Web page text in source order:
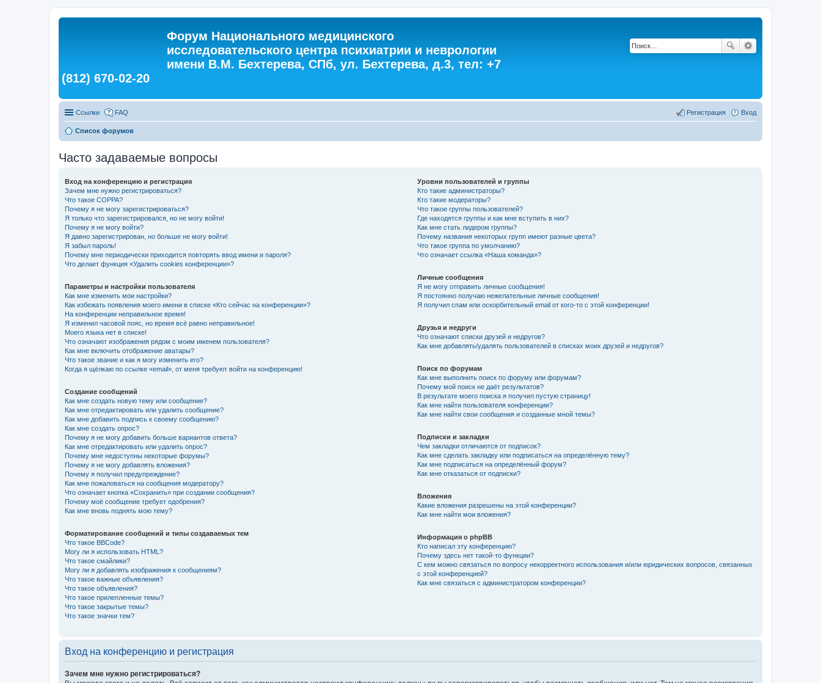
Форум Национального медицинского
исследовательского центра психиатрии и неврологии
имени В.М. Бехтерева, СПб, ул. Бехтерева, д.3, тел: +7
(812) 670-02-20
Ссылки FAQ Вход
Регистрация
Список форумов
Часто задаваемые вопросы
Вход на конференцию и регистрация
Зачем мне нужно регистрироваться?
Что такое COPPA?
Почему я не могу зарегистрироваться?
Я только что зарегистрировался, но не могу войти!
Почему я не могу войти?
Я давно зарегистрирован, но больше не могу войти!
Я забыл пароль!
Почему мне периодически приходится повторять ввод имени и пароля?
Что делает функция «Удалить cookies конференции»?
Параметры и настройки пользователя
Как мне изменить мои настройки?
Как избежать появления моего имени в списке «Кто сейчас на конференции»?
На конференции неправильное время!
Я изменил часовой пояс, но время всё равно неправильное!
Моего языка нет в списке!
Что означают изображения рядом с моим именем пользователя?
Как мне включить отображение аватары?
Что такое звание и как я могу изменить его?
Когда я щёлкаю по ссылке «email», от меня требуют войти на конференцию!
Создание сообщений
Как мне создать новую тему или сообщение?
Как мне отредактировать или удалить сообщение?
Как мне добавить подпись к своему сообщению?
Как мне создать опрос?
Почему я не могу добавить больше вариантов ответа?
Как мне отредактировать или удалить опрос?
Почему мне недоступны некоторые форумы?
Почему я не могу добавлять вложения?
Почему я получил предупреждение?
Как мне пожаловаться на сообщения модератору?
Что означает кнопка «Сохранить» при создании сообщения?
Почему моё сообщение требует одобрения?
Как мне вновь поднять мою тему?
Форматирование сообщений и типы создаваемых тем
Что такое BBCode?
Могу ли я использовать HTML?
Что такое смайлики?
Могу ли я добавлять изображения к сообщениям?
Что такое важные объявления?
Что такое объявления?
Что такое прилепленные темы?
Что такое закрытые темы?
Что такое значки тем?
Уровни пользователей и группы
Кто такие администраторы?
Кто такие модераторы?
Что такое группы пользователей?
Где находятся группы и как мне вступить в них?
Как мне стать лидером группы?
Почему названия некоторых групп имеют разные цвета?
Что такое группа по умолчанию?
Что означает ссылка «Наша команда»?
Личные сообщения
Я не могу отправить личные сообщения!
Я постоянно получаю нежелательные личные сообщения!
Я получил спам или оскорбительный email от кого-то с этой конференции!
Друзья и недруги
Что означают списки друзей и недругов?
Как мне добавлять/удалять пользователей в списках моих друзей и недругов?
Поиск по форумам
Как мне выполнить поиск по форуму или форумам?
Почему мой поиск не даёт результатов?
В результате моего поиска я получил пустую страницу!
Как мне найти пользователя конференции?
Как мне найти свои сообщения и созданные мной темы?
Подписки и закладки
Чем закладки отличаются от подписок?
Как мне сделать закладку или подписаться на определённую тему?
Как мне подписаться на определённый форум?
Как мне отказаться от подписки?
Вложения
Какие вложения разрешены на этой конференции?
Как мне найти мои вложения?
Информация о phpBB
Кто написал эту конференцию?
Почему здесь нет такой-то функции?
С кем можно связаться по вопросу некорректного использования и/или юридических вопросов, связанных
с этой конференцией?
Как мне связаться с администратором конференции?
Вход на конференцию и регистрация
Зачем мне нужно регистрироваться?